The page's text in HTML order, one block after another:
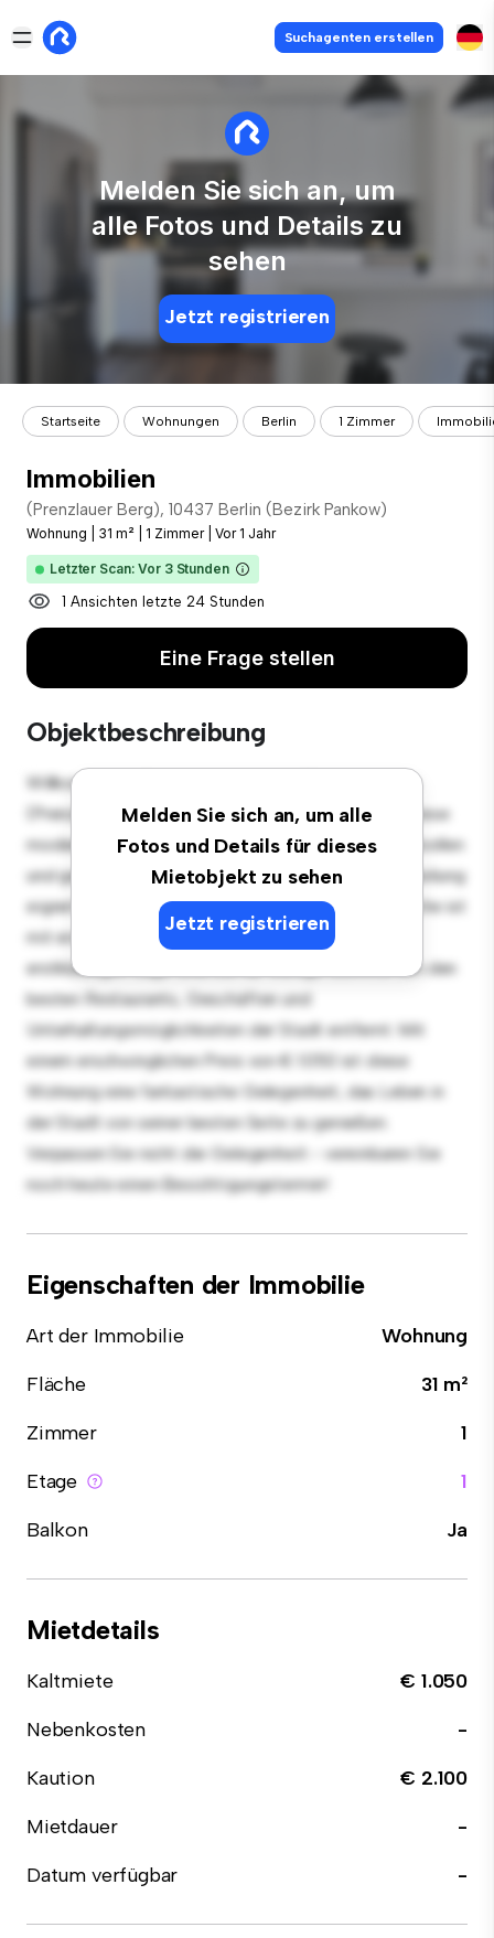
Suchagenten erstellen
Melden Sie sich an, um
alle Fotos und Details zu
sehen
Jetzt registrieren
Startseite Wohnungen Berlin 1 Zimmer
Immobilien
(Prenzlauer Berg), 10437 Berlin (Bezirk Pankow)
Wohnung 31 m² 1 Zimmer Vor 1 Jahr
Letzter Scan: Vor 3 Stunden
1 Ansichten letzte 24 Stunden
Eine Frage stellen
Objektbeschreibung
Melden Sie sich an, um alle
Fotos und Details für dieses
Mietobjekt zu sehen
Jetzt registrieren
Willkommen in Ihrem neuen urbanen Rückzugsort in
(Prenzlauer Berg), 10437 Berlin (Bezirk Pankow)! Diese
moderne 1 Schlafzimmer-Wohnung bietet einen stilvollen
und gemütlichen Lebensraum. Die offene Raumaufteilung
eignet sich perfekt für Gäste, und die elegante Küche ist
mit erstklassigen Geräten ausgestattet. Dank der
erstklassigen Lage sind Sie nur wenige Schritte von den
besten Restaurants, Geschäften und
Unterhaltungsmöglichkeiten der Stadt entfernt. Mit
einem erschwinglichen Preis von € 1.050 ist diese
Wohnung eine fantastische Gelegenheit, das Leben in
der Stadt von seiner besten Seite zu genießen.
Verpassen Sie nicht die Gelegenheit - vereinbaren Sie
noch heute einen Besichtigungstermin!
Eigenschaften der Immobilie
Art der Immobilie
Wohnung
Fläche
31 m²
Zimmer
1
Etage
1
Balkon
Ja
Mietdetails
Kaltmiete
€ 1.050
Nebenkosten
-
Kaution
€ 2.100
Mietdauer
-
Datum verfügbar
-